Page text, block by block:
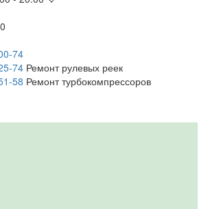
74
74 Ремонт рулевых реек
58 Ремонт турбокомпрессоров